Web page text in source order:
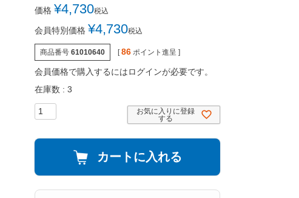
価格 ¥4,730税込
会員特別価格 ¥4,730税込
商品番号 61010640 [ 86 ポイント進呈 ]
会員価格で購入するにはログインが必要です。
在庫数
3
お気に入りに登録
する
カートに入れる